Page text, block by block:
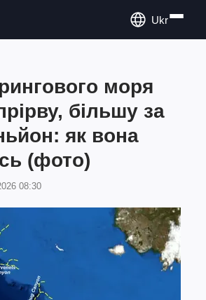
Ukr
моря
більшу за
як вона
(фото)
08:30